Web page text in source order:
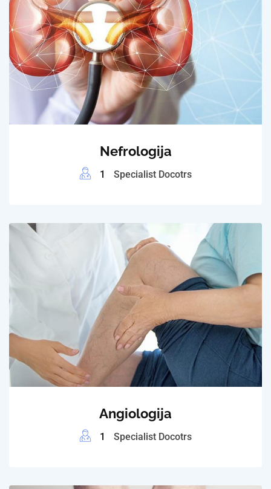
Nefrologija
1 Specialist Docotrs
Angiologija
1 Specialist Docotrs